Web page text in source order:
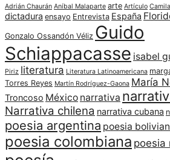
Adrián Chaurán Aníbal Malaparte arte Artículo
dictadura ensayo Entrevista España
Gonzalo Ossandón Véliz Guido
Schiappacasse isabel
Piriz literatura Literatura Latinoamericana
Torres Reyes Martín Rodríguez-Gaona María
Troncoso México narrativa
Narrativa chilena narrativa cubana
poesia argentina poesia
poesia colombiana poesia